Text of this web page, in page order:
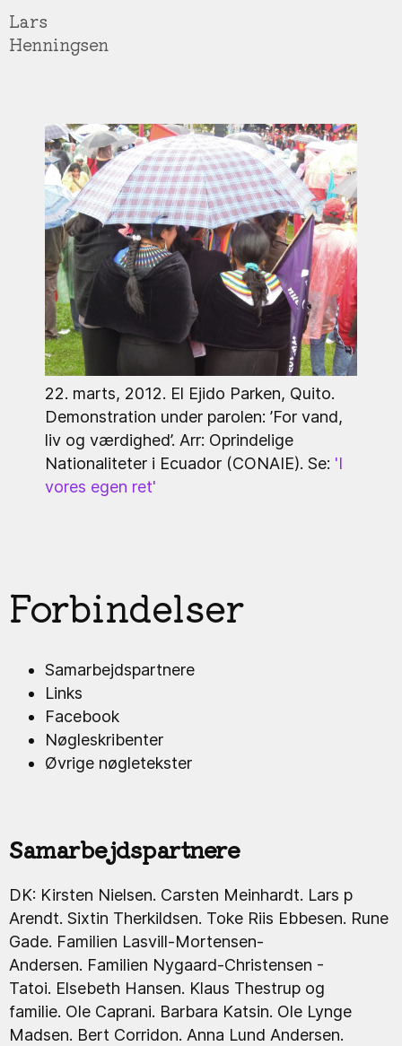
Gå
til
hovedindhold
Lars
Henningsen
22. marts, 2012. El Ejido Parken, Quito.
Demonstration under parolen: ’For vand,
liv og værdighed’. Arr: Oprindelige
Nationaliteter i Ecuador (CONAIE). Se: 'I
vores egen ret'
Forbindelser
Samarbejdspartnere
Links
Facebook
Nøgleskribenter
Øvrige nøgletekster
Samarbejdspartnere
DK: Kirsten Nielsen. Carsten Meinhardt. Lars p
Arendt. Sixtin Therkildsen. Toke Riis Ebbesen. Rune
Gade. Familien Lasvill-Mortensen-
Andersen. Familien Nygaard-Christensen -
Tatoi. Elsebeth Hansen. Klaus Thestrup og
familie. Ole Caprani. Barbara Katsin. Ole Lynge
Madsen. Bert Corridon. Anna Lund Andersen.